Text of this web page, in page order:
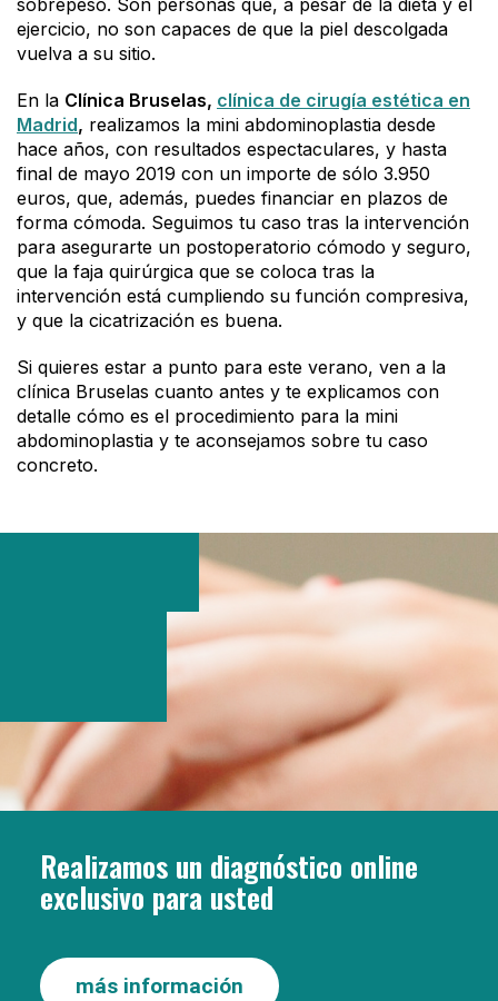
sobrepeso. Son personas que, a pesar de la dieta y el
ejercicio, no son capaces de que la piel descolgada
vuelva a su sitio.
En la Clínica Bruselas, clínica de cirugía estética en
Madrid, realizamos la mini abdominoplastia desde
hace años, con resultados espectaculares, y hasta
final de mayo 2019 con un importe de sólo 3.950
euros, que, además, puedes financiar en plazos de
forma cómoda. Seguimos tu caso tras la intervención
para asegurarte un postoperatorio cómodo y seguro,
que la faja quirúrgica que se coloca tras la
intervención está cumpliendo su función compresiva,
y que la cicatrización es buena.
Si quieres estar a punto para este verano, ven a la
clínica Bruselas cuanto antes y te explicamos con
detalle cómo es el procedimiento para la mini
abdominoplastia y te aconsejamos sobre tu caso
concreto.
Realizamos un diagnóstico online
exclusivo para usted
más información